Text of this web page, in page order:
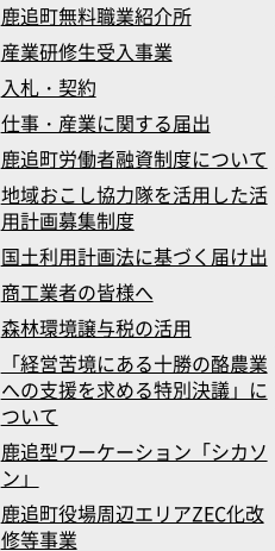
鹿追町無料職業紹介所
産業研修生受入事業
入札・契約
仕事・産業に関する届出
鹿追町労働者融資制度について
地域おこし協力隊を活用した活
用計画募集制度
国土利用計画法に基づく届け出
商工業者の皆様へ
森林環境譲与税の活用
「経営苦境にある十勝の酪農業
への支援を求める特別決議」に
ついて
鹿追型ワーケーション「シカソ
ン」
鹿追町役場周辺エリアZEC化改
修等事業